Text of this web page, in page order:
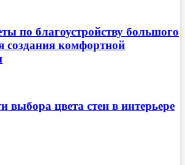
по благоустройству большого
создания комфортной
выбора цвета стен в интерьере